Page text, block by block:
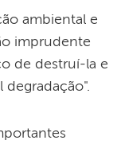
ambiental e
imprudente
de destruí-la e